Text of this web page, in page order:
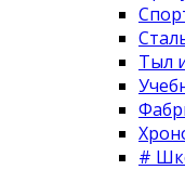
Тыл
#